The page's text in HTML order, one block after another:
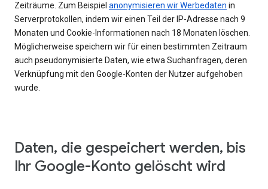
Zeiträume. Zum Beispiel anonymisieren wir Werbedaten in
Serverprotokollen, indem wir einen Teil der IP-Adresse nach 9
Monaten und Cookie-Informationen nach 18 Monaten löschen.
Möglicherweise speichern wir für einen bestimmten Zeitraum
auch pseudonymisierte Daten, wie etwa Suchanfragen, deren
Verknüpfung mit den Google-Konten der Nutzer aufgehoben
wurde.
Daten, die gespeichert werden, bis
Ihr Google-Konto gelöscht wird